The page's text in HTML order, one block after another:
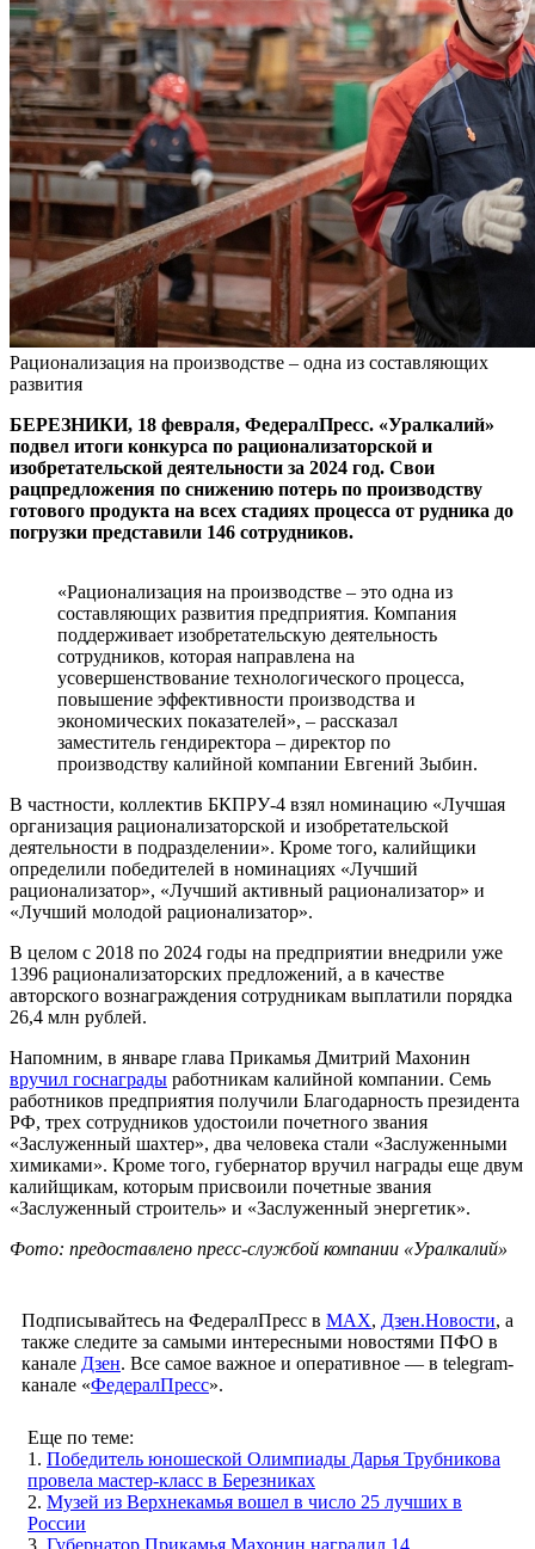
Рационализация на производстве – одна из составляющих
развития
БЕРЕЗНИКИ, 18 февраля, ФедералПресс. «Уралкалий»
подвел итоги конкурса по рационализаторской и
изобретательской деятельности за 2024 год. Свои
рацпредложения по снижению потерь по производству
готового продукта на всех стадиях процесса от рудника до
погрузки представили 146 сотрудников.
«Рационализация на производстве – это одна из
составляющих развития предприятия. Компания
поддерживает изобретательскую деятельность
сотрудников, которая направлена на
усовершенствование технологического процесса,
повышение эффективности производства и
экономических показателей», – рассказал
заместитель гендиректора – директор по
производству калийной компании Евгений Зыбин.
В частности, коллектив БКПРУ-4 взял номинацию «Лучшая
организация рационализаторской и изобретательской
деятельности в подразделении». Кроме того, калийщики
определили победителей в номинациях «Лучший
рационализатор», «Лучший активный рационализатор» и
«Лучший молодой рационализатор».
В целом с 2018 по 2024 годы на предприятии внедрили уже
1396 рационализаторских предложений, а в качестве
авторского вознаграждения сотрудникам выплатили порядка
26,4 млн рублей.
Напомним, в январе глава Прикамья Дмитрий Махонин
вручил госнаграды работникам калийной компании. Семь
работников предприятия получили Благодарность президента
РФ, трех сотрудников удостоили почетного звания
«Заслуженный шахтер», два человека стали «Заслуженными
химиками». Кроме того, губернатор вручил награды еще двум
калийщикам, которым присвоили почетные звания
«Заслуженный строитель» и «Заслуженный энергетик».
Фото: предоставлено пресс-службой компании «Уралкалий»
Подписывайтесь на ФедералПресс в МАХ, Дзен.Новости, а
также следите за самыми интересными новостями ПФО в
канале Дзен. Все самое важное и оперативное — в telegram-
канале «ФедералПресс».
Еще по теме:
1. Победитель юношеской Олимпиады Дарья Трубникова
провела мастер-класс в Березниках
2. Музей из Верхнекамья вошел в число 25 лучших в
России
3. Губернатор Прикамья Махонин наградил 14